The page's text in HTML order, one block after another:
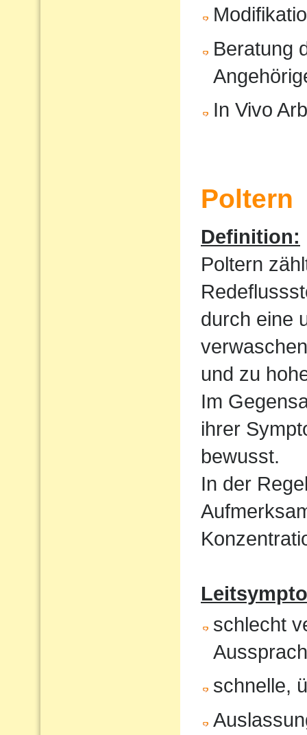
Beratung
In Vivo
Poltern
Definition:
Poltern
durch eine
und zu
Im
ihrer
bewusst.
In der
schlecht
schnelle,